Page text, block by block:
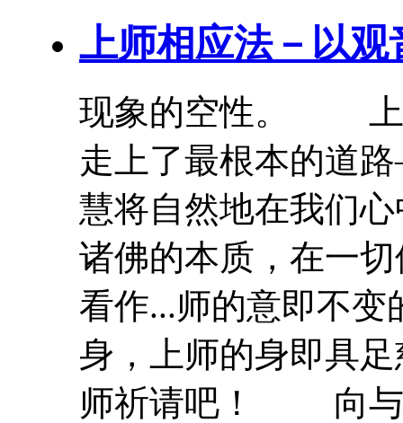
上师相应法－以观
现象的空性。
上
走上了最根本的道
慧将自然地在我
诸佛的本质，在
看作...师的意即不变
身，
上 师的身即具
师祈请吧！ 向与